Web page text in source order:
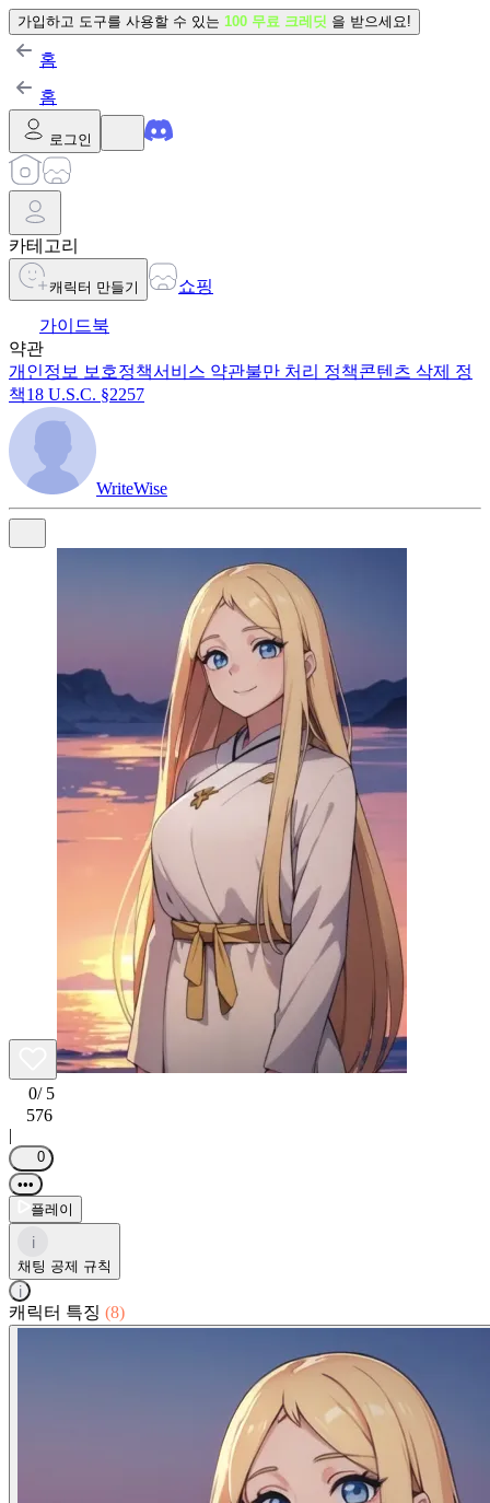
가입하고 도구를 사용할 수 있는 100 무료 크레딧 을 받으세요!
홈
홈
로그인
카테고리
캐릭터 만들기 쇼핑
가이드북
약관
개인정보 보호정책서비스 약관불만 처리 정책콘텐츠 삭제 정
책18 U.S.C. §2257
WriteWise
0/ 5
576
|
0
•••
플레이
i
채팅 공제 규칙
i
캐릭터 특징 (8)